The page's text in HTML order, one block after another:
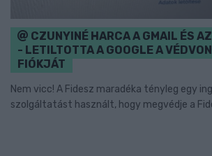
CZUNYINÉ HARCA A GMAIL ÉS
- LETILTOTTA A GOOGLE A
FIÓKJÁT
Nem vicc! A Fidesz maradéka tényleg egy
szolgáltatást használt, hogy megvédje a